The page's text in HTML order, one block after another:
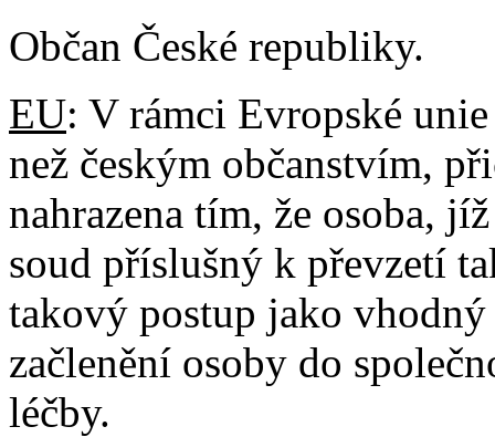
Občan České republiky.
EU: V rámci Evropské
než českým občanstvím,
nahrazena tím, že osoba,
soud příslušný k převzetí
takový postup jako vhodný
začlenění osoby do
léčby.